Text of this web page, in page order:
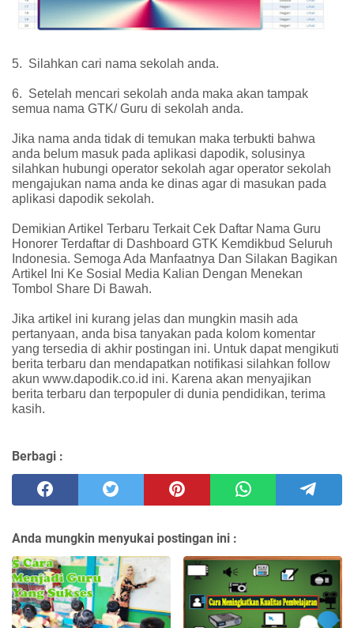
5. Silahkan cari nama sekolah anda.
6. Setelah mencari sekolah anda maka akan tampak
semua nama GTK/ Guru di sekolah anda.
Jika nama anda tidak di temukan maka terbukti bahwa
anda belum masuk pada aplikasi dapodik, solusinya
silahkan hubungi operator sekolah agar operator sekolah
mengajukan nama anda ke dinas agar di masukan pada
aplikasi dapodik sekolah.
Demikian Artikel Terbaru Terkait Cek Daftar Nama Guru
Honorer Terdaftar di Dashboard GTK Kemdikbud Seluruh
Indonesia. Semoga Ada Manfaatnya Dan Silakan Bagikan
Artikel Ini Ke Sosial Media Kalian Dengan Menekan
Tombol Share Di Bawah.
Jika artikel ini kurang jelas dan mungkin masih ada
pertanyaan, anda bisa tanyakan pada kolom komentar
yang tersedia di akhir postingan ini. Untuk dapat mengikuti
berita terbaru dan mendapatkan notifikasi silahkan follow
akun www.dapodik.co.id ini. Karena akan menyajikan
berita terbaru dan terpopuler di dunia pendidikan, terima
kasih.
Berbagi :
Anda mungkin menyukai postingan ini :